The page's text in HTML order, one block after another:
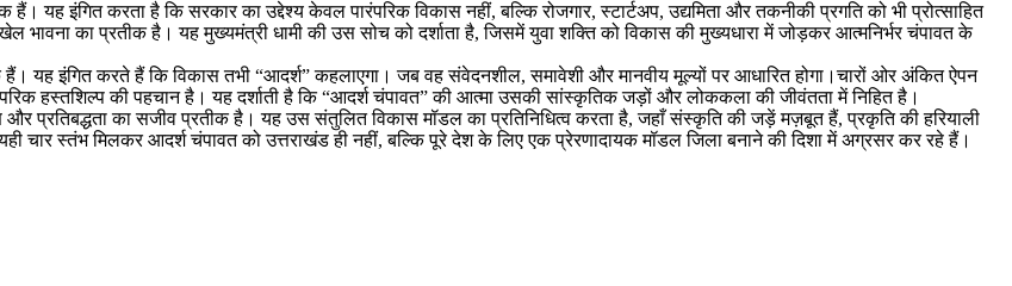
यह इंगित करता है कि सरकार का उद्देश्य केवल पारंपरिक विकास नहीं, बल्कि रोजगार, स्टार्टअप, उद्यमिता और तकनीकी प्रगति को भी प्रोत्साहित
का प्रतीक है। यह मुख्यमंत्री धामी की उस सोच को दर्शाता है, जिसमें युवा शक्ति को विकास की मुख्यधारा में जोड़कर आत्मनिर्भर चंपावत के
यह इंगित करते हैं कि विकास तभी “आदर्श” कहलाएगा। जब वह संवेदनशील, समावेशी और मानवीय मूल्यों पर आधारित होगा।चारों ओर अंकित ऐपन
हस्तशिल्प की पहचान है। यह दर्शाती है कि “आदर्श चंपावत” की आत्मा उसकी सांस्कृतिक जड़ों और लोककला की जीवंतता में निहित है।
और प्रतिबद्धता का सजीव प्रतीक है। यह उस संतुलित विकास मॉडल का प्रतिनिधित्व करता है, जहाँ संस्कृति की जड़ें मज़बूत हैं, प्रकृति की हरियाली
चार स्तंभ मिलकर आदर्श चंपावत को उत्तराखंड ही नहीं, बल्कि पूरे देश के लिए एक प्रेरणादायक मॉडल जिला बनाने की दिशा में अग्रसर कर रहे हैं।